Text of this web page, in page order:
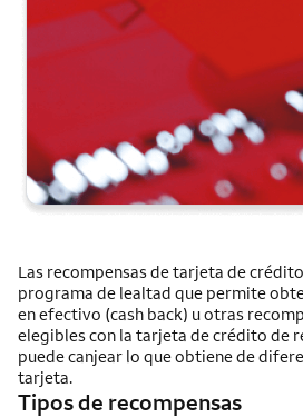
Las recompensas de tarjeta de
programa de lealtad que permite
en efectivo (cash back) u otras
elegibles con la tarjeta de crédito de
puede canjear lo que obtiene de
tarjeta.
Tipos de recompensas